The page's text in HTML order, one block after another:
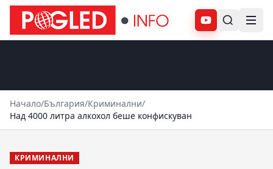
Абонирай се
Начало/България/Криминални/
Над 4000 литра алкохол беше конфискуван
КРИМИНАЛНИ